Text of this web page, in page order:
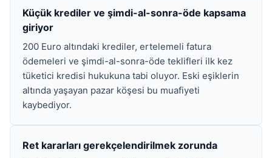
Küçük krediler ve şimdi-al-sonra-öde kapsama
giriyor
200 Euro altındaki krediler, ertelemeli fatura
ödemeleri ve şimdi-al-sonra-öde teklifleri ilk kez
tüketici kredisi hukukuna tabi oluyor. Eski eşiklerin
altında yaşayan pazar köşesi bu muafiyeti
kaybediyor.
Ret kararları gerekçelendirilmek zorunda